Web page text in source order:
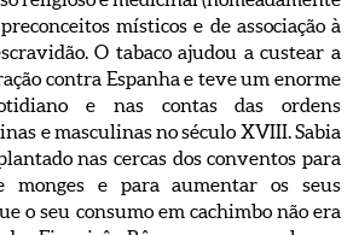
místicos e de associação à
O tabaco ajudou a custear a
contra Espanha e teve um enorme
e nas contas das ordens
e masculinas no século XVIII. Sabia
nas cercas dos conventos para
monges e para aumentar os seus
o seu consumo em cachimbo não era